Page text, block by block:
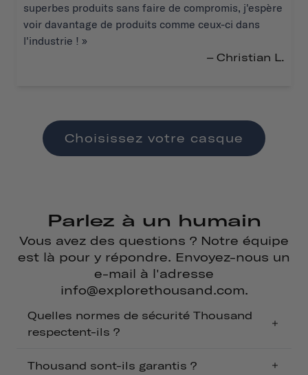
superbes produits sans faire de compromis, j'espère
voir davantage de produits comme ceux-ci dans
l'industrie ! »
– Christian L.
Choisissez votre casque
Parlez à un humain
Vous avez des questions ? Notre équipe
est là pour y répondre. Envoyez-nous un
e-mail à l'adresse
info@explorethousand.com.
Quelles normes de sécurité Thousand
respectent-ils ?
Thousand sont-ils garantis ?